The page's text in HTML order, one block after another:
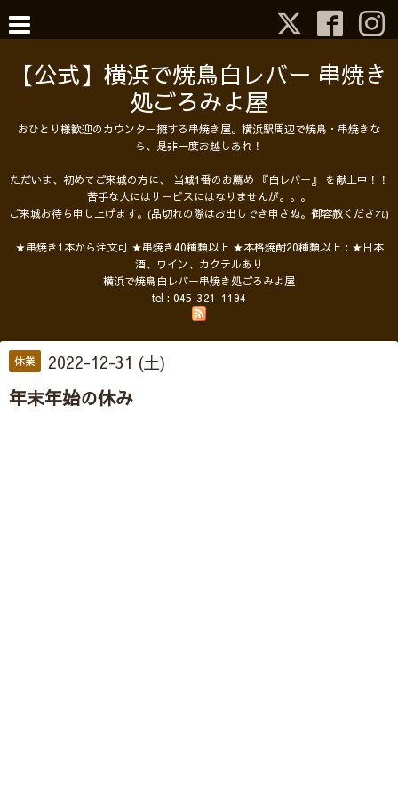
【公式】横浜で焼鳥白レバー 串焼き
処ごろみよ屋
おひとり様歓迎のカウンター擁する串焼き屋。横浜駅周辺で焼鳥・串焼きな
ら、是非一度お越しあれ！
ただいま、初めてご来城の方に、 当城1番のお薦め 『白レバー』 を献上中！！
苦手な人にはサービスにはなりませんが。。。
ご来城お待ち申し上げます。(品切れの際はお出しでき申さぬ。御容赦くだされ)
★串焼き1本から注文可 ★串焼き40種類以上 ★本格焼酎20種類以上：★日本
酒、ワイン、カクテルあり
横浜で焼鳥白レバー串焼き処ごろみよ屋
tel : 045-321-1194
休業 2022-12-31 (土)
年末年始の休み